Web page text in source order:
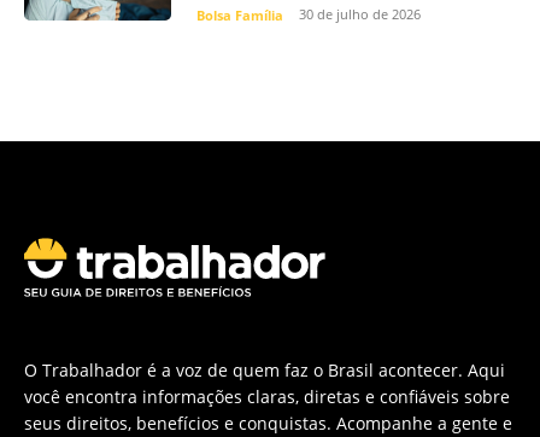
Bolsa Família 30 de julho de 2026
O Trabalhador é a voz de quem faz o Brasil acontecer. Aqui
você encontra informações claras, diretas e confiáveis sobre
seus direitos, benefícios e conquistas. Acompanhe a gente e